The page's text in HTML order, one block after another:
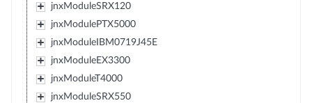
jnxModuleSRX120
jnxModulePTX5000
jnxModuleIBM0719J45E
jnxModuleEX3300
jnxModuleT4000
jnxModuleSRX550